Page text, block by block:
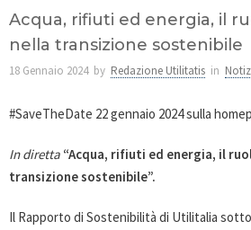
Acqua, rifiuti ed energia, il
nella transizione sostenibile
18 Gennaio 2024 by Redazione Utilitatis in
#SaveTheDate 22 gennaio 2024 sulla
In diretta “Acqua, rifiuti ed energia, il
transizione sostenibile”.
Il Rapporto di Sostenibilità di Utilitalia